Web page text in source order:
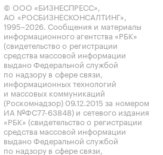
© ООО «БИЗНЕСПРЕСС»,
АО «РОСБИЗНЕСКОНСАЛТИНГ»,
1995–2026. Сообщения и материалы
информационного агентства «РБК»
(свидетельство о регистрации
средства массовой информации
выдано Федеральной службой
по надзору в сфере связи,
информационных технологий
и массовых коммуникаций
(Роскомнадзор) 09.12.2015 за номером
ИА №ФС77-63848) и сетевого издания
«РБК» (свидетельство о регистрации
средства массовой информации
выдано Федеральной службой
по надзору в сфере связи,